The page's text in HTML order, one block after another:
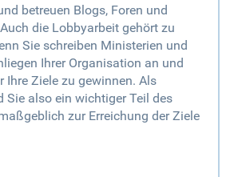
betreuen Blogs, Foren und
die Lobbyarbeit gehört zu
Sie schreiben Ministerien und
Ihrer Organisation an und
Ihre Ziele zu gewinnen. Als
Sie also ein wichtiger Teil des
zur Erreichung der Ziele